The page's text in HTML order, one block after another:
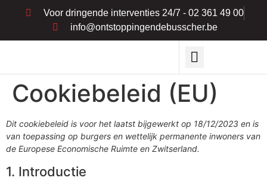
Voor dringende interventies 24/7 - 02 361 49 00
info@ontstoppingendebusscher.be
Cookiebeleid (EU)
Dit cookiebeleid is voor het laatst bijgewerkt op 18/12/2023 en is
van toepassing op burgers en wettelijk permanente inwoners van
de Europese Economische Ruimte en Zwitserland.
1. Introductie